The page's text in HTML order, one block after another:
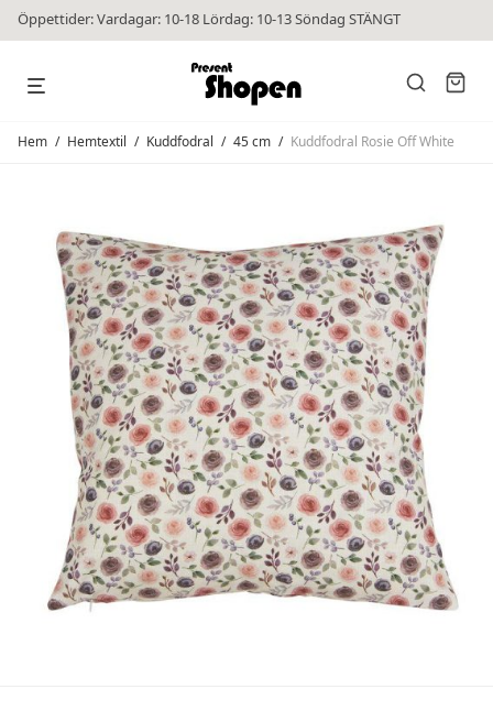
Öppettider: Vardagar: 10-18 Lördag: 10-13 Söndag STÄNGT
Hem / Hemtextil / Kuddfodral / 45 cm / Kuddfodral Rosie Off White